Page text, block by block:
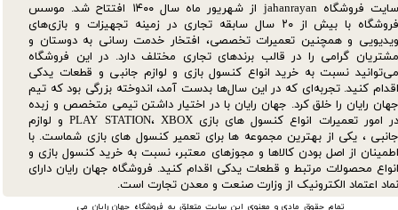
تمام حقوق مادی و معنوی این سایت متعلق به فروشگاه جهان رایان می
سایت فروشگاه jahanrayan از شهریور ماه سال ۱۴۰۰ افتتاح شد. موسس
فروشگاه با بیش از ۲۰ سال سابقه تجاری در زمینه تجهیزات و بازی‌های
ویدیویی و همچنین تعمیرات تخصصی، افتخار خدمت رسانی به دوستان و
مشتریان گرامی را در قالب برندهای تجاری مختلف دارد. در این فروشگاه
می‌توانید نسبت به خرید انواع کنسول بازی و لوازم جانبی و قطعات یدکی‌
اقدام کنید. تجربه‌ای که در این سال‌ها بدست آمد، اندوخته بزرگی بود که تیم
جهان رایان را خلق کرد. جهان رایان با در اختیار داشتن تیمی متخصص و زبده
در امور تعمیرات انواع کنسول های بازی PLAY STATION، XBOX و لوازم
جانبی ، یکی از بهترین مجموعه ها برای تعمیر کنسول های بازی شماست. با
اطمینان از اصل بودن کالاها و مجوزهای معتبر، نسبت به خرید کنسول بازی و
انواع محصولات مرتبط و قطعات یدکی اقدام کنید. فروشگاه جهان رایان دارای
نماد اعتماد الکترونیک از وزارت صنعت و معدن تجارت است.